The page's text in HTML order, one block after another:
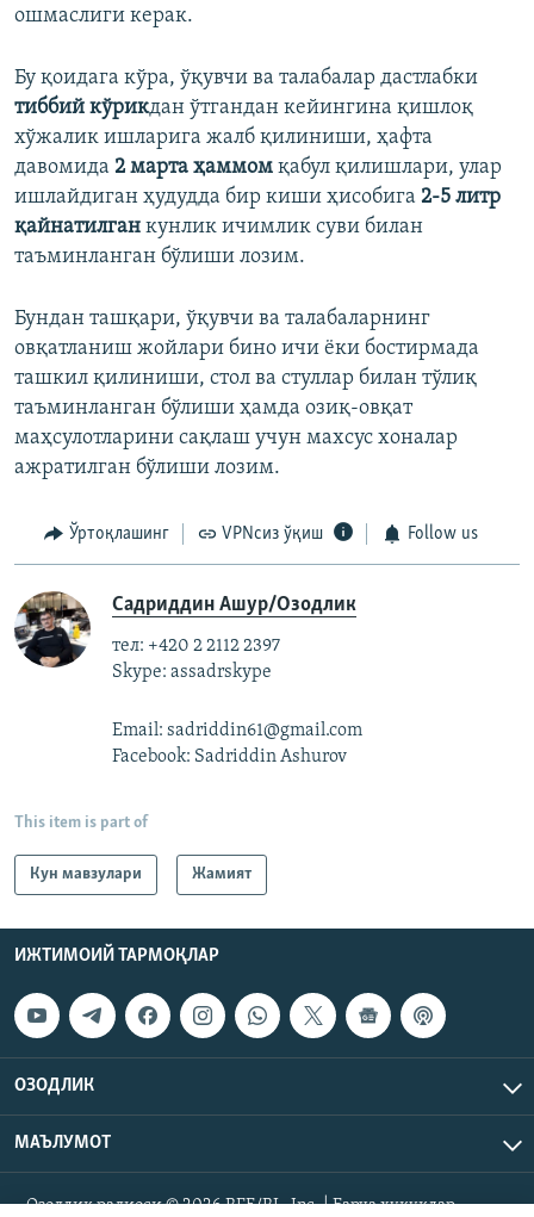
ошмаслиги керак.
Бу қоидага кўра, ўқувчи ва талабалар дастлабки
тиббий кўрикдан ўтгандан кейингина қишлоқ
хўжалик ишларига жалб қилиниши, ҳафта
давомида 2 марта ҳаммом қабул қилишлари, улар
ишлайдиган ҳудудда бир киши ҳисобига 2-5 литр
қайнатилган кунлик ичимлик суви билан
таъминланган бўлиши лозим.
Бундан ташқари, ўқувчи ва талабаларнинг
овқатланиш жойлари бино ичи ёки бостирмада
ташкил қилиниши, стол ва стуллар билан тўлиқ
таъминланган бўлиши ҳамда озиқ-овқат
маҳсулотларини сақлаш учун махсус хоналар
ажратилган бўлиши лозим.
Ўртоқлашинг VPNсиз ўқиш Follow us
Садриддин Ашур/Озодлик
тел: +420 2 2112 2397
Skype: assadrskype
Email: sadriddin61@gmail.com
Facebook: Sadriddin Ashurov
This item is part of
Кун мавзулари Жамият
ИЖТИМОИЙ ТАРМОҚЛАР
ОЗОДЛИК
МАЪЛУМОТ
Озодлик радиоси © 2026 RFE/RL, Inc. | Барча ҳуқуқлар